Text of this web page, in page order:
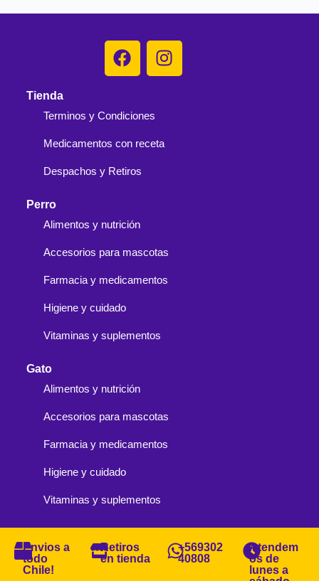
Tienda
Terminos y Condiciones
Medicamentos con receta
Despachos y Retiros
Perro
Alimentos y nutrición
Accesorios para mascotas
Farmacia y medicamentos
Higiene y cuidado
Vitaminas y suplementos
Gato
Alimentos y nutrición
Accesorios para mascotas
Farmacia y medicamentos
Higiene y cuidado
Vitaminas y suplementos
Envios a
todo
Chile!
Retiros
en tienda
+569302
40808
Atendem
os de
lunes a